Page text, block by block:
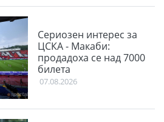
Сериозен интерес за
ЦСКА - Макаби:
продадоха се над 7000
билета
07.08.2026